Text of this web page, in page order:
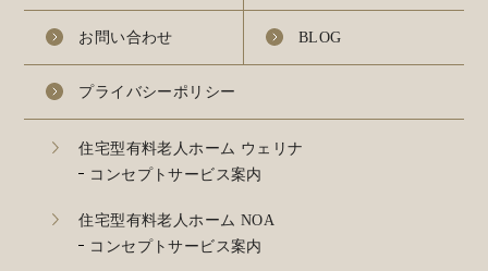
お問い合わせ BLOG
プライバシーポリシー
住宅型有料老人ホーム ウェリナ
コンセプトサービス案内
住宅型有料老人ホーム NOA
コンセプトサービス案内